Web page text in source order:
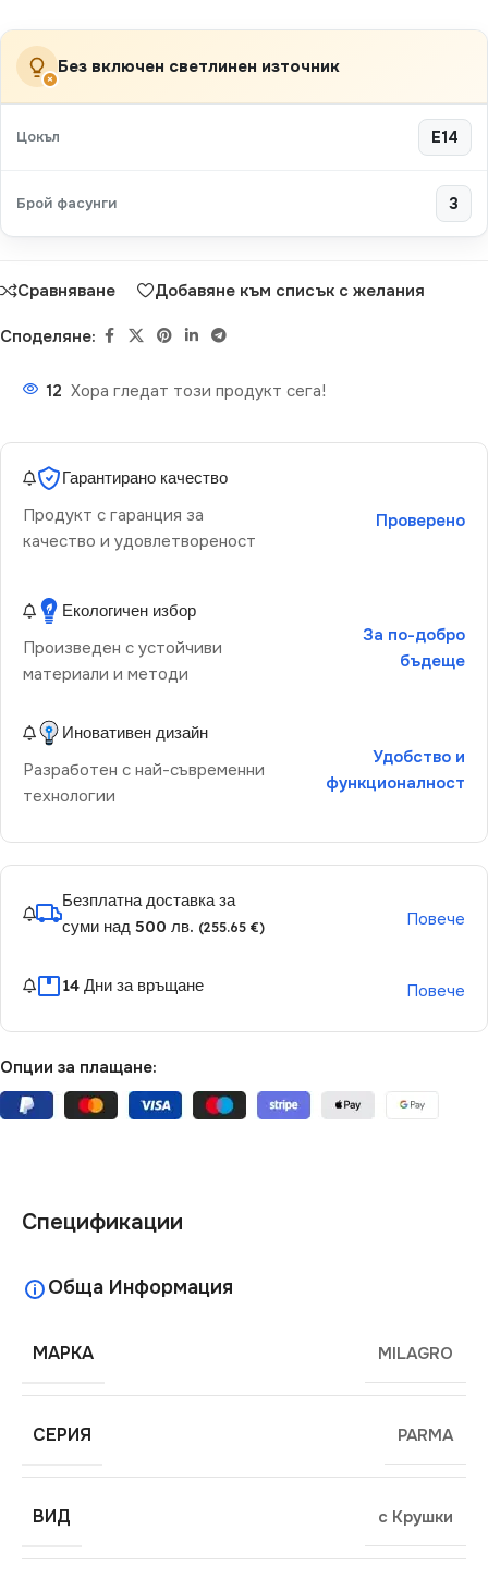
×
Без включен светлинен източник
Цокъл E14
Брой фасунги 3
Сравняване Добавяне към списък с желания
Споделяне:
12 Хора гледат този продукт сега!
Гарантирано качество
Продукт с гаранция за
качество и удовлетвореност
Проверено
Екологичен избор
Произведен с устойчиви
материали и методи
За по-добро
бъдеще
Иновативен дизайн
Разработен с най-съвременни
технологии
Удобство и
функционалност
Безплатна доставка за
суми над 500 лв. (255.65 €) Повече
14 Дни за връщане Повече
Опции за плащане:
Спецификации
Обща Информация
МАРКА MILAGRO
СЕРИЯ PARMA
ВИД с Крушки